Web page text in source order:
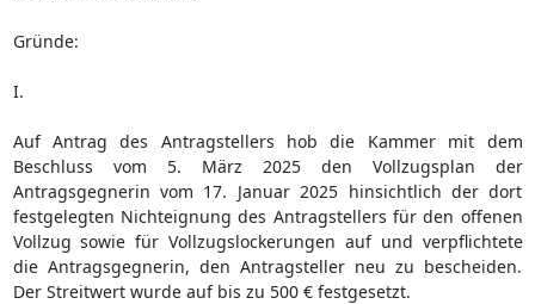
Gründe:
I.
Auf Antrag des Antragstellers hob die Kammer mit dem
Beschluss vom 5. März 2025 den Vollzugsplan der
Antragsgegnerin vom 17. Januar 2025 hinsichtlich der dort
festgelegten Nichteignung des Antragstellers für den offenen
Vollzug sowie für Vollzugslockerungen auf und verpflichtete
die Antragsgegnerin, den Antragsteller neu zu bescheiden.
Der Streitwert wurde auf bis zu 500 € festgesetzt.